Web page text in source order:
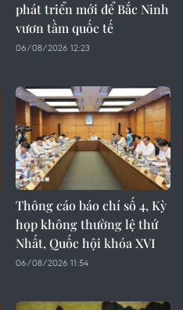
phát triển mới để Bắc Ninh
vươn tầm quốc tế
06/08/2026 12:23
Thông cáo báo chí số 4, Kỳ
họp không thường lệ thứ
Nhất, Quốc hội khóa XVI
06/08/2026 11:54